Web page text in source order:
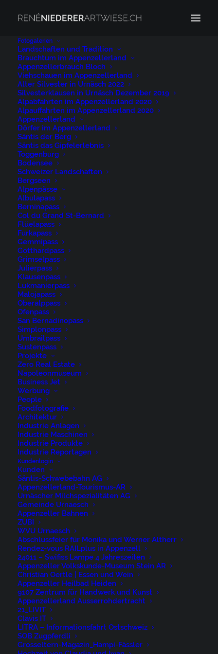
Fotogalerien
Landschaften und Tradition
Brauchtum im Appenzellerland
Appenzellerbrauch Bloch
Viehschauen im Appenzellerland
Alter Silvester in Urnäsch 2022
Silvesterklausen in Urnäsch Dezember 2019
Alpabfahrten im Appenzellerland 2020
Alpauffahrten im Appenzellerland 2020
Appenzellerland
Dörfer im Appenzellerland
Säntis der Berg
Säntis das Gipfelerlebnis
Toggenburg
Bodensee
Schweizer Landschaften
Bergseen
Alpenpässe
Albulapass
Berninapass
Col du Grand St-Bernard
Flüelapass
Furkapass
Gemmipass
Gotthardpass
Grimselpass
Julierpass
Klausenpass
Lukmanierpass
Malojapass
Oberalppass
Ofenpass
San Bernadinopass
Simplonpass
Umbrailpass
Sustenpass
Projekte
Zero Real Estate
Napoleonmuseum
Business Jet
Werbung
People
Foodfotografie
Architektur
Industrie Anlagen
Industrie Maschinen
Industrie Produkte
Industrie Reportagen
Kundenlogin
Kunden
Säntis-Schwebebahn AG
Appenzellerland-Tourismus-AR
Urnäscher Milchspezialitäten AG
Gemeinde Urnaesch
Appenzeller Bahnen
ZUBI
WVU Urnaesch
Abschlussfeier für Monika und Werner Altherr
Rendez-vous RAILplus in Appenzell
24011 – Swifiss Lampe 4 Jahreszeiten
Appenzeller Volkskunde-Museum Stein AR
Christian Oertle | Essen und Wein
Appenzeller Heilbad Heiden
9107 Zentrum für Handwerk und Kunst
Appenzellerland Ausserrohdertracht
21_LIVIT
Clavis IT
LITRA – Informationsfahrt Ostschweiz
SOB Zugpferdli
Grosseltern-Magazin_Hampi-Fässler
Schwellbrunn Appenzellerland
Home
Schwellbrunn Appenzellerland
Schwellbrunn Appenzellerland
Schwellbrunn
Appenzellerland
31. OKTOBER 2023
Appenzell, Appenzell Ausserrohden, Appenzeller
Hinterland, Brauchtum, Landwirtschaft, Ostschweiz,
Schweiz, Schönengrund, Sennen, Suisse, Switzerland,
Tracht, Viehschau, Wirtschaft, tradition
René Niederer Fotografie
Nürigstrasse 4
CH 9107 Urnäsch
Switzerland
Phone: +41 79 262 46 52
niederer@artwiese.ch
© 2026 ARTWIESE.All rights reserved